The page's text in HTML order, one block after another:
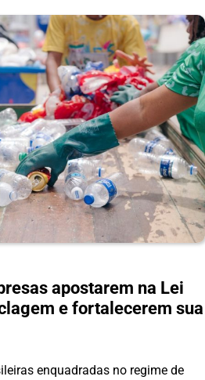
apostarem na Lei
e fortalecerem sua
enquadradas no regime de